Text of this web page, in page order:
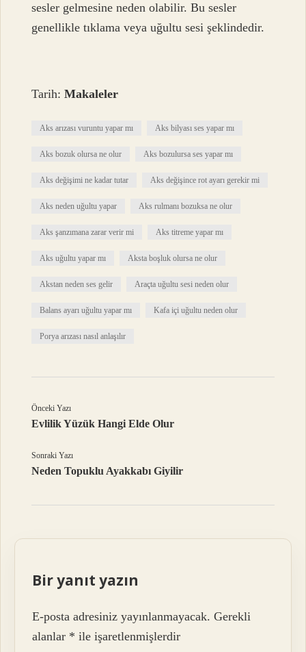
sesler gelmesine neden olabilir. Bu sesler
genellikle tıklama veya uğultu sesi şeklindedir.
Tarih:Makaleler
Aks arızası vuruntu yapar mı Aks bilyası ses yapar mı
Aks bozuk olursa ne olur Aks bozulursa ses yapar mı
Aks değişimi ne kadar tutar Aks değişince rot ayarı gerekir mi
Aks neden uğultu yapar Aks rulmanı bozuksa ne olur
Aks şanzımana zarar verir mi Aks titreme yapar mı
Aks uğultu yapar mı Aksta boşluk olursa ne olur
Akstan neden ses gelir Araçta uğultu sesi neden olur
Balans ayarı uğultu yapar mı Kafa içi uğultu neden olur
Porya arızası nasıl anlaşılır
Önceki Yazı
Evlilik Yüzük Hangi Elde Olur
Sonraki Yazı
Neden Topuklu Ayakkabı Giyilir
Bir yanıt yazın
E-posta adresiniz yayınlanmayacak. Gerekli
alanlar * ile işaretlenmişlerdir